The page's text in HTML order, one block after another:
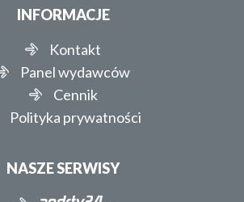
INFORMACJE
Kontakt
Panel wydawców
Cennik
Polityka prywatności
NASZE SERWISY